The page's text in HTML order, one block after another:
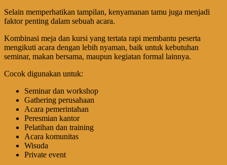
Selain memperhatikan tampilan, kenyamanan tamu juga menjadi
faktor penting dalam sebuah acara.
Kombinasi meja dan kursi yang tertata rapi membantu peserta
mengikuti acara dengan lebih nyaman, baik untuk kebutuhan
seminar, makan bersama, maupun kegiatan formal lainnya.
Cocok digunakan untuk:
Seminar dan workshop
Gathering perusahaan
Acara pemerintahan
Peresmian kantor
Pelatihan dan training
Acara komunitas
Wisuda
Private event